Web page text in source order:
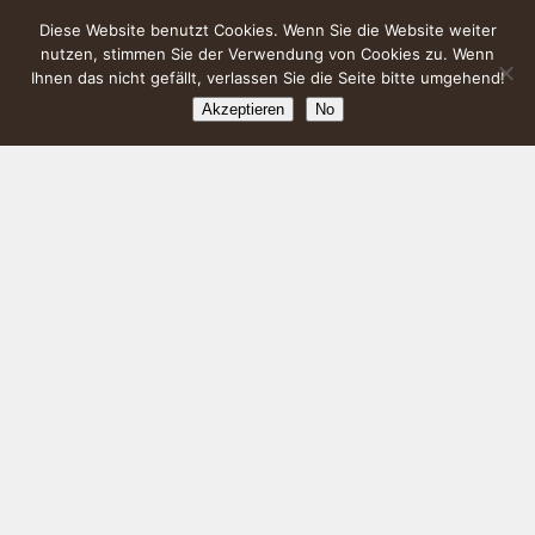
Diese Website benutzt Cookies. Wenn Sie die Website weiter
nutzen, stimmen Sie der Verwendung von Cookies zu. Wenn
Ihnen das nicht gefällt, verlassen Sie die Seite bitte umgehend!
Akzeptieren No